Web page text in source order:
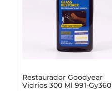
Restaurador Goodyear
Vidrios 300 Ml 991-Gy360